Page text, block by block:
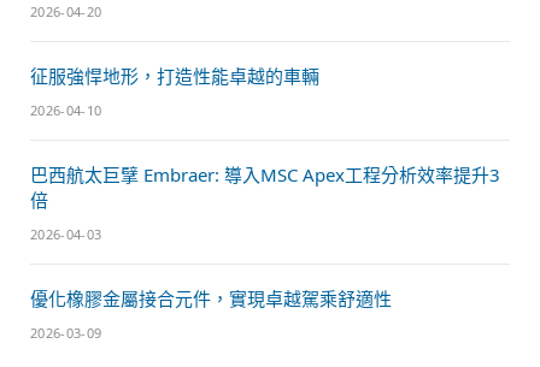
2026-04-20
征服強悍地形，打造性能卓越的車輛
2026-04-10
巴西航太巨擘 Embraer: 導入MSC Apex工程分析效率提升3
倍
2026-04-03
優化橡膠金屬接合元件，實現卓越駕乘舒適性
2026-03-09